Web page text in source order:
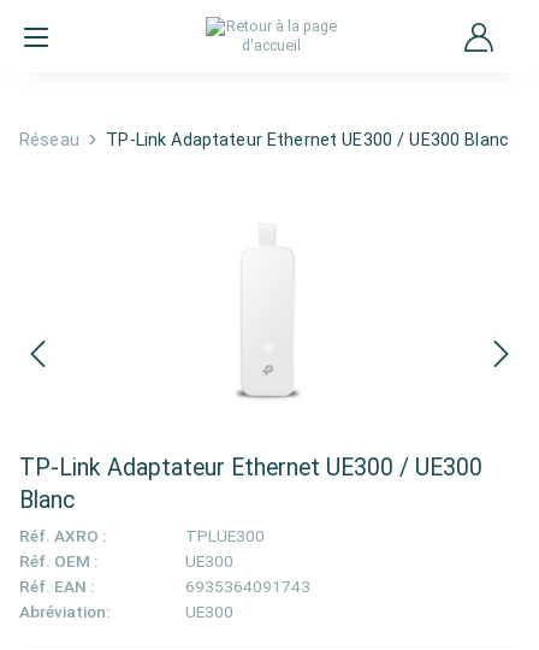
Réseau TP-Link Adaptateur Ethernet UE300 / UE300 Blanc
TP-Link Adaptateur Ethernet UE300 / UE300
Blanc
Réf. AXRO :
TPLUE300
Réf. OEM :
UE300
Réf. EAN :
6935364091743
Abréviation:
UE300